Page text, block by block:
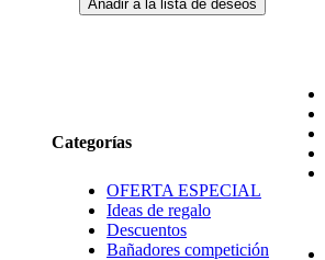
Categorías
OFERTA ESPECIAL
Ideas de regalo
Descuentos
Bañadores competición